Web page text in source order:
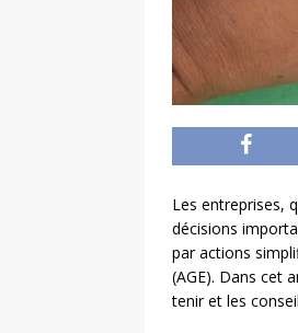
Les entreprises,
décisions
par actions
(AGE). Dans cet
tenir et les